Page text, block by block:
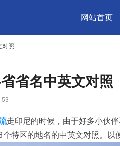
网站首页
对照
省名中英文对照
走印尼的时候，由于好多小伙
特区的地名的中英文对照。以